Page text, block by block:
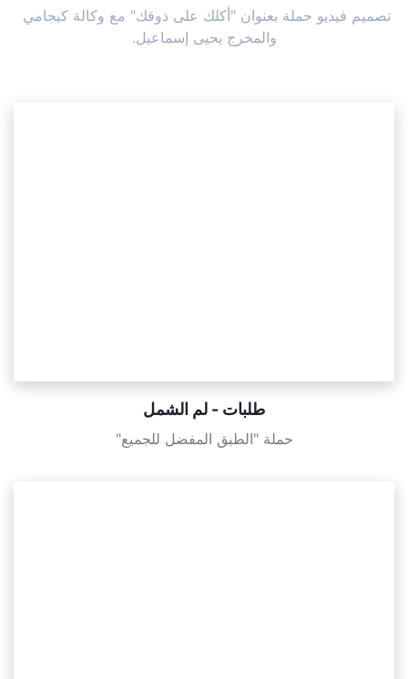
والمخرج يحيى إسماعيل.
طلبات - لم الشمل
حملة "الطبق المفضل للجميع"